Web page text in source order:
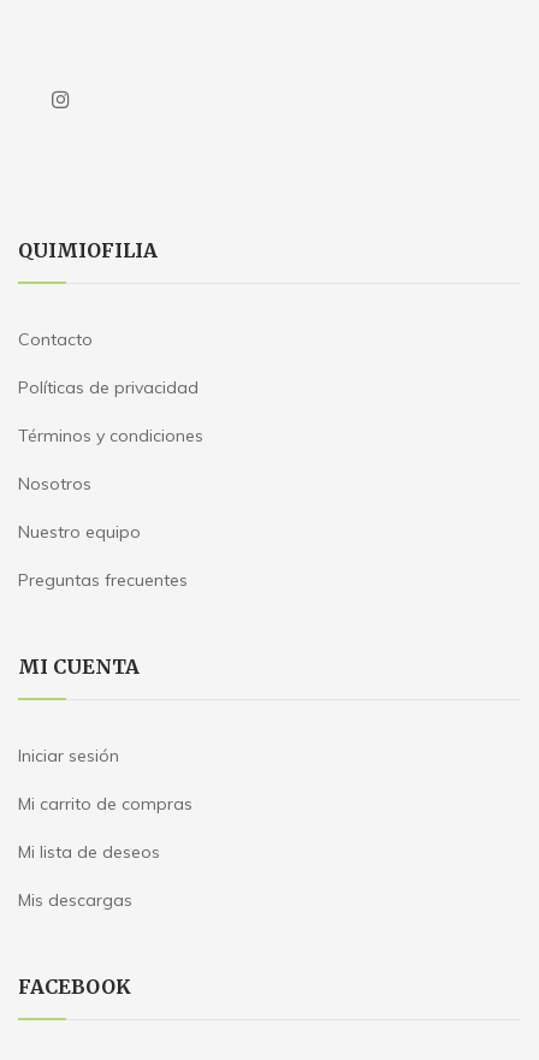
QUIMIOFILIA
Contacto
Políticas de privacidad
Términos y condiciones
Nosotros
Nuestro equipo
Preguntas frecuentes
MI CUENTA
Iniciar sesión
Mi carrito de compras
Mi lista de deseos
Mis descargas
FACEBOOK